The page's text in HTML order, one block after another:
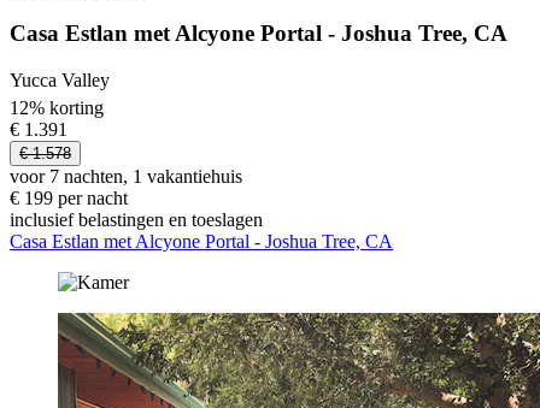
Casa Estlan met Alcyone Portal - Joshua Tree, CA
Yucca Valley
12% korting
€ 1.391
€ 1.578
voor 7 nachten, 1 vakantiehuis
€ 199 per nacht
inclusief belastingen en toeslagen
Casa Estlan met Alcyone Portal - Joshua Tree, CA